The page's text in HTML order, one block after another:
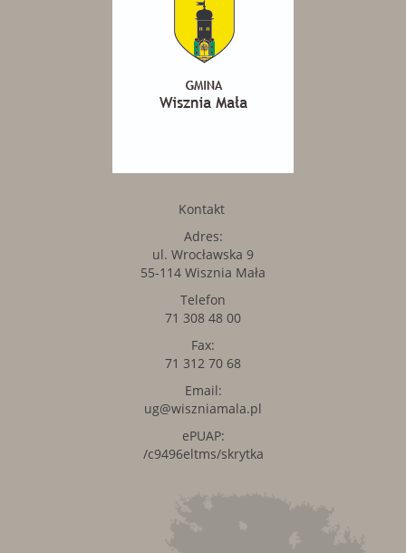
Kontakt
Adres:
ul. Wrocławska 9
55-114 Wisznia Mała
Telefon
71 308 48 00
Fax:
71 312 70 68
Email:
ug@wiszniamala.pl
ePUAP:
/c9496eltms/skrytka